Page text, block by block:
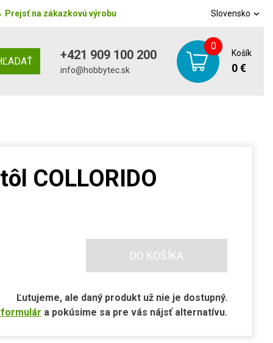
Prejsť na zákazkovú výrobu Slovensko
+421 909 100 200
info@hobbytec.sk
0
Košík
0 €
COLLORIDO
DO KOŠÍKA
Ľutujeme, ale daný produkt už nie je dostupný.
a pokúsime sa pre vás nájsť alternatívu.